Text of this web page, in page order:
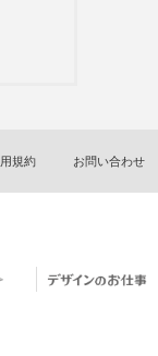
規約 お問い合わせ